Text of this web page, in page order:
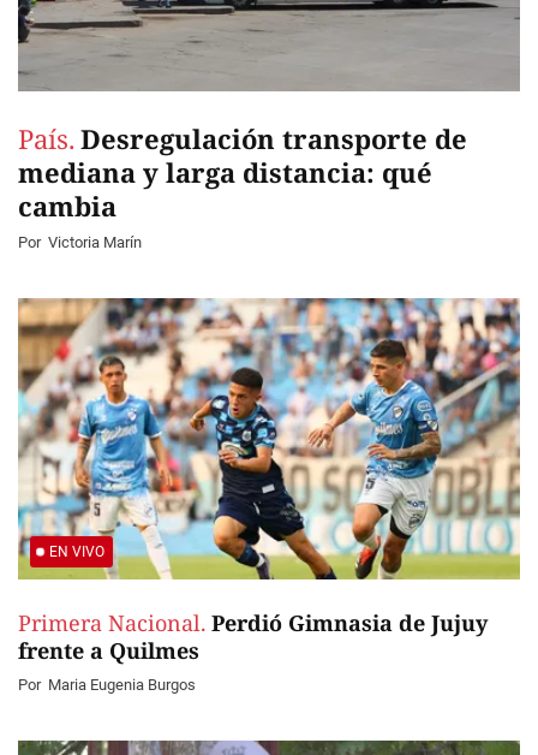
País. Desregulación transporte de
mediana y larga distancia: qué
cambia
Por Victoria Marín
EN VIVO
Primera Nacional. Perdió Gimnasia de Jujuy
frente a Quilmes
Por Maria Eugenia Burgos